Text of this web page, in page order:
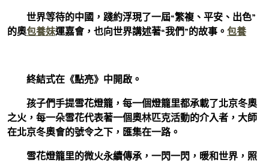
世界等待的中國，踐約浮現了一屆“繁複、平安、出色”
的奧包養妹運嘉會，也向世界講述著“我們”的故事。 包養
終結式在《點亮》中開啟。
孩子們手提雪花燈籠，每一個燈籠里都承載了北京冬奧
之火，每一朵雪花代表著一個奧林匹克活動的介入者，大師
在北京冬奧會的號令之下，匯集在一路。
雪花燈籠里的微火永續傳承，一閃一閃，暖和世界，照